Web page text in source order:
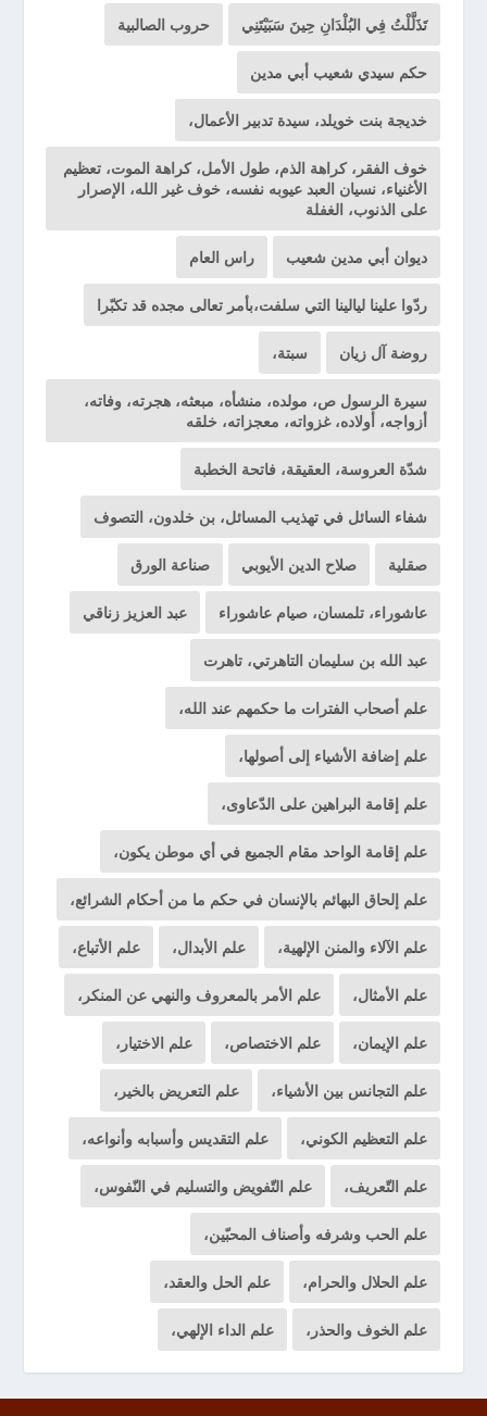
تَذَلَّلْتُ فِي البُلْدَانِ حِينَ سَبَيْتَنِي حروب الصالبية
حكم سيدي شعيب أبي مدين
خديجة بنت خويلد، سيدة تدبير الأعمال،
خوف الفقر، كراهة الذم، طول الأمل، كراهة الموت، تعظيم
الأغنياء، نسيان العبد عيوبه نفسه، خوف غير الله، الإصرار
على الذنوب، الغفلة
ديوان أبي مدين شعيب راس العام
ردّوا علينا ليالينا التي سلفت،بأمر تعالى مجده قد تكبّرا
روضة آل زيان سبتة،
سيرة الرسول ص، مولده، منشأه، مبعثه، هجرته، وفاته،
أزواجه، أولاده، غزواته، معجزاته، خلقه
شدّة العروسة، العقيقة، فاتحة الخطبة
شفاء السائل في تهذيب المسائل، بن خلدون، التصوف
صقلية صلاح الدين الأيوبي صناعة الورق
عاشوراء، تلمسان، صيام عاشوراء عبد العزيز زناقي
عبد الله بن سليمان التاهرتي، تاهرت
علم أصحاب الفترات ما حكمهم عند الله،
علم إضافة الأشياء إلى أصولها،
علم إقامة البراهين على الدّعاوى،
علم إقامة الواحد مقام الجميع في أي موطن يكون،
علم إلحاق البهائم بالإنسان في حكم ما من أحكام الشرائع،
علم الآلاء والمنن الإلهية، علم الأبدال، علم الأتباع،
علم الأمثال، علم الأمر بالمعروف والنهي عن المنكر،
علم الإيمان، علم الاختصاص، علم الاختيار،
علم التجانس بين الأشياء، علم التعريض بالخير،
علم التعظيم الكوني، علم التقديس وأسبابه وأنواعه،
علم التّعريف، علم التّفويض والتسليم في النّفوس،
علم الحب وشرفه وأصناف المحبّين،
علم الحلال والحرام، علم الحل والعقد،
علم الخوف والحذر، علم الداء الإلهي،